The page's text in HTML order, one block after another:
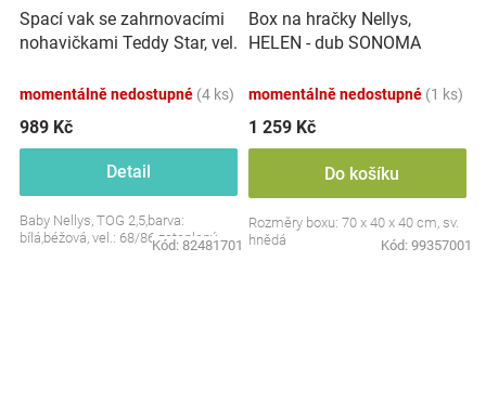
Spací vak se zahrnovacími
nohavičkami Teddy Star, vel.
momentálně nedostupné (4 ks)
989 Kč
Detail
Baby Nellys, TOG 2,5,barva:
bílá,béžová, vel.: 68/86 zateplený
Kód: 82481701
Box na hračky Nellys,
HELEN - dub SONOMA
momentálně nedostupné (1 ks)
1 259 Kč
Do košíku
Rozměry boxu: 70 x 40 x 40 cm, sv.
hnědá
Kód: 99357001